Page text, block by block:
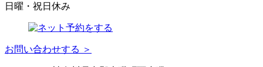
日曜・祝日休み
お問い合わせする ＞